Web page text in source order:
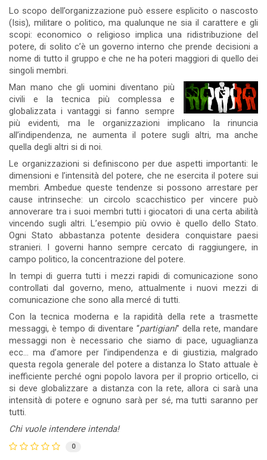
Lo scopo dell’organizzazione può essere esplicito o nascosto
(Isis), militare o politico, ma qualunque ne sia il carattere e gli
scopi: economico o religioso implica una ridistribuzione del
potere, di solito c’è un governo interno che prende decisioni a
nome di tutto il gruppo e che ne ha poteri maggiori di quello dei
singoli membri.
Man mano che gli uomini diventano più
civili e la tecnica più complessa e
globalizzata i vantaggi si fanno sempre
più evidenti, ma le organizzazioni implicano la rinuncia
all’indipendenza, ne aumenta il potere sugli altri, ma anche
quella degli altri si di noi.
Le organizzazioni si definiscono per due aspetti importanti: le
dimensioni e l’intensità del potere, che ne esercita il potere sui
membri. Ambedue queste tendenze si possono arrestare per
cause intrinseche: un circolo scacchistico per vincere può
annoverare tra i suoi membri tutti i giocatori di una certa abilità
vincendo sugli altri. L’esempio più ovvio è quello dello Stato.
Ogni Stato abbastanza potente desidera conquistare paesi
stranieri. I governi hanno sempre cercato di raggiungere, in
campo politico, la concentrazione del potere.
In tempi di guerra tutti i mezzi rapidi di comunicazione sono
controllati dal governo, meno, attualmente i nuovi mezzi di
comunicazione che sono alla mercé di tutti.
Con la tecnica moderna e la rapidità della rete a trasmette
messaggi, è tempo di diventare “partigiani” della rete, mandare
messaggi non è necessario che siamo di pace, uguaglianza
ecc... ma d’amore per l’indipendenza e di giustizia, malgrado
questa regola generale del potere a distanza lo Stato attuale è
inefficiente perché ogni popolo lavora per il proprio orticello, ci
si deve globalizzare a distanza con la rete, allora ci sarà una
intensità di potere e ognuno sarà per sé, ma tutti saranno per
tutti.
Chi vuole intendere intenda!
0